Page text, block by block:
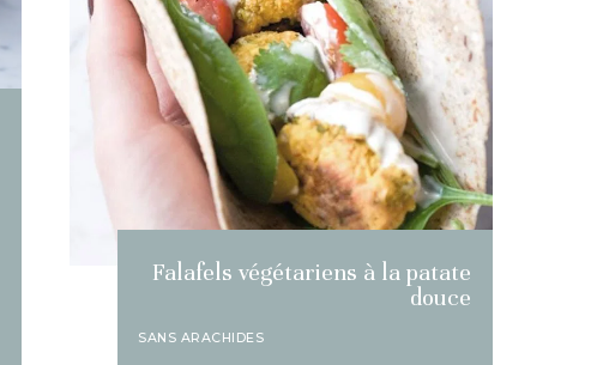
Falafels végétariens à la patate
douce
SANS ARACHIDES